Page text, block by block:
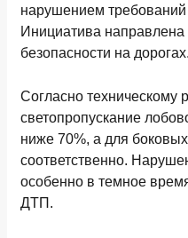
нарушением требований
Инициатива
безопасности на дорогах.
Согласно техническому
светопропускание
ниже 70%, а для
соответственно.
особенно в темное
ДТП.